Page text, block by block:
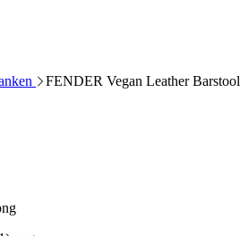
FENDER Vegan Leather Barstool